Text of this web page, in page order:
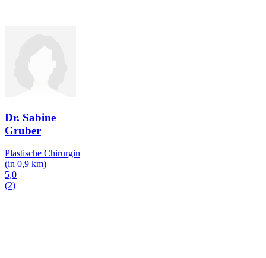
Dr. Sabine
Gruber
Plastische Chirurgin
(in 0,9 km)
5,0
(2)